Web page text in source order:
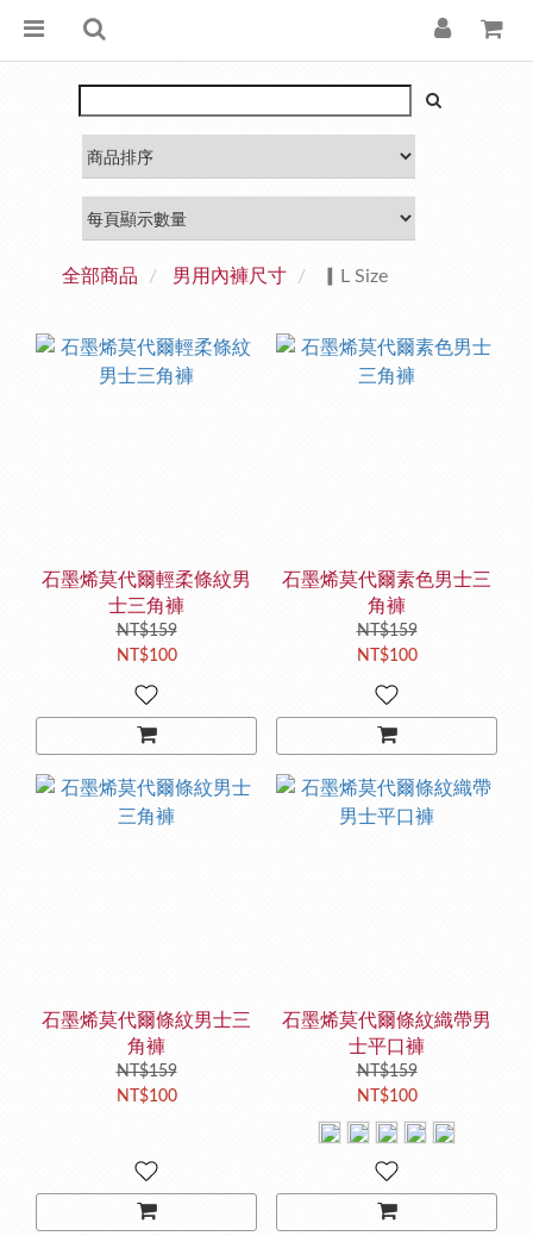
全部商品 男用內褲尺寸 ▎L Size
石墨烯莫代爾輕柔條紋男
士三角褲
NT$159
NT$100
石墨烯莫代爾素色男士三
角褲
NT$159
NT$100
石墨烯莫代爾條紋男士三
角褲
NT$159
NT$100
石墨烯莫代爾條紋織帶男
士平口褲
NT$159
NT$100